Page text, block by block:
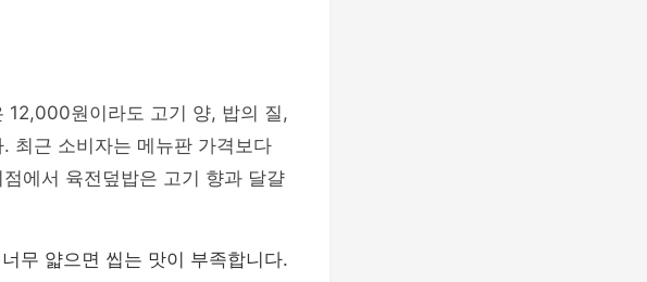
12,000원이라도 고기 양, 밥의 질,
최근 소비자는 메뉴판 가격보다
에서 육전덮밥은 고기 향과 달걀
무 얇으면 씹는 맛이 부족합니다.